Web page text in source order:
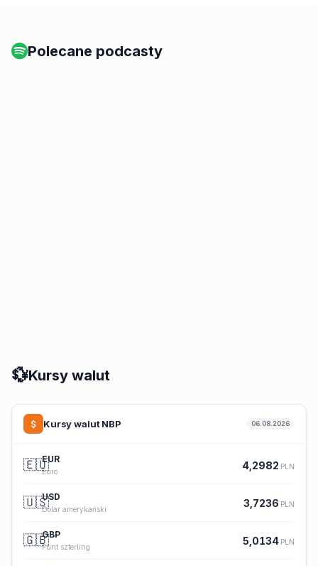
Polecane podcasty
💱Kursy walut
Kursy walut NBP 06.08.2026
🇪🇺EUR
Euro
4,2982 PLN
🇺🇸USD
Dolar amerykański
3,7236 PLN
🇬🇧GBP
Funt szterling
5,0134 PLN